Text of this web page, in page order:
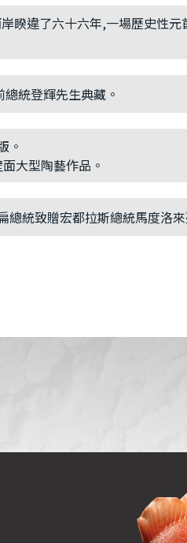
睽違了六十六年,一場歷史性
統登輝先生典藏。
。
大型陶藝作品。
統致贈宏都拉斯總統馬度洛來